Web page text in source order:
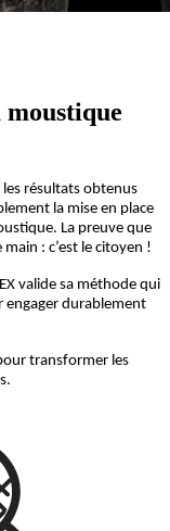
les résultats obtenus
la mise en place
La preuve que
: c’est le citoyen !
valide sa méthode qui
engager durablement
transformer les